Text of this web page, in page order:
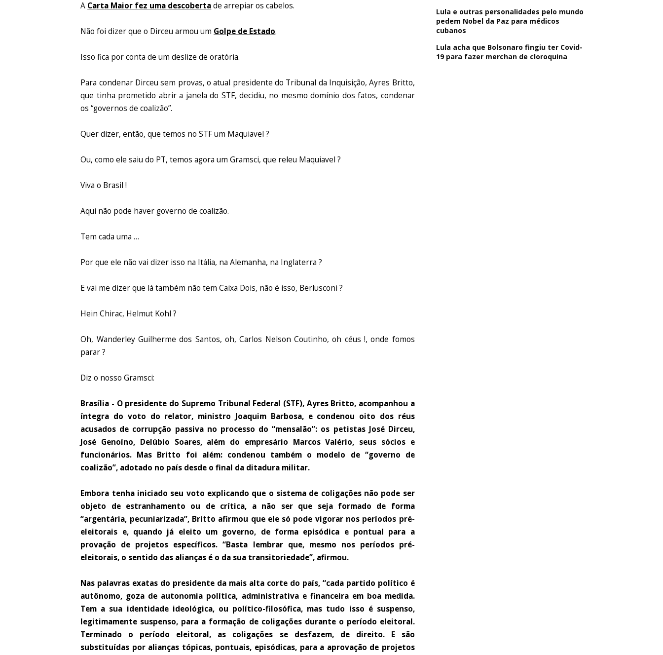
A Carta Maior fez uma descobertade arrepiar os cabelos.
Não foi dizer que o Dirceu armou um Golpe de Estado.
Isso fica por conta de um deslize de oratória.
Para condenar Dirceu sem provas, o atual presidente do Tribunal da Inquisição, Ayres Britto,
que tinha prometido abrir a janela do STF, decidiu, no mesmo domínio dos fatos, condenar
os “governos de coalizão”.
Quer dizer, então, que temos no STF um Maquiavel ?
Ou, como ele saiu do PT, temos agora um Gramsci, que releu Maquiavel ?
Viva o Brasil !
Aqui não pode haver governo de coalizão.
Tem cada uma …
Por que ele não vai dizer isso na Itália, na Alemanha, na Inglaterra ?
E vai me dizer que lá também não tem Caixa Dois, não é isso, Berlusconi ?
Hein Chirac, Helmut Kohl ?
Oh, Wanderley Guilherme dos Santos, oh, Carlos Nelson Coutinho, oh céus !, onde fomos
parar ?
Diz o nosso Gramsci:
Brasília - O presidente do Supremo Tribunal Federal (STF), Ayres Britto, acompanhou a
íntegra do voto do relator, ministro Joaquim Barbosa, e condenou oito dos réus
acusados de corrupção passiva no processo do “mensalão”: os petistas José Dirceu,
José Genoíno, Delúbio Soares, além do empresário Marcos Valério, seus sócios e
funcionários. Mas Britto foi além: condenou também o modelo de “governo de
coalizão”, adotado no país desde o final da ditadura militar.
Embora tenha iniciado seu voto explicando que o sistema de coligações não pode ser
objeto de estranhamento ou de crítica, a não ser que seja formado de forma
“argentária, pecuniarizada”, Britto afirmou que ele só pode vigorar nos períodos pré-
eleitorais e, quando já eleito um governo, de forma episódica e pontual para a
provação de projetos específicos. “Basta lembrar que, mesmo nos períodos pré-
eleitorais, o sentido das alianças é o da sua transitoriedade”, afirmou.
Nas palavras exatas do presidente da mais alta corte do país, “cada partido político é
autônomo, goza de autonomia política, administrativa e financeira em boa medida.
Tem a sua identidade ideológica, ou político-filosófica, mas tudo isso é suspenso,
legitimamente suspenso, para a formação de coligações durante o período eleitoral.
Terminado o período eleitoral, as coligações se desfazem, de direito. E são
substituídas por alianças tópicas, pontuais, episódicas, para a aprovação de projetos
Lula e outras personalidades pelo mundo
pedem Nobel da Paz para médicos
cubanos
Lula acha que Bolsonaro fingiu ter Covid-
19 para fazer merchan de cloroquina